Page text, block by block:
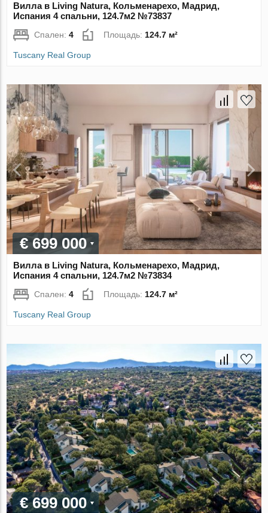
Вилла в Living Natura, Кольменарехо, Мадрид,
Испания 4 спальни, 124.7м2 №73837
Спален:4 Площадь:124.7 м²
Tuscany Real Group
€ 699 000
Вилла в Living Natura, Кольменарехо, Мадрид,
Испания 4 спальни, 124.7м2 №73834
Спален:4 Площадь: 124.7 м²
Tuscany Real Group
€ 699 000